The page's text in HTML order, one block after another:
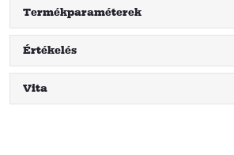
Termékparaméterek
Értékelés
Vita